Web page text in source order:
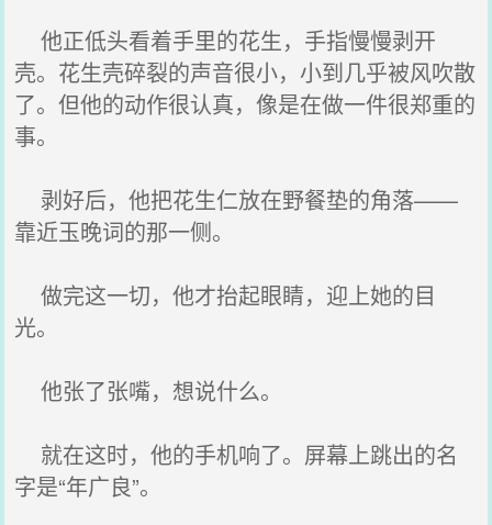
他正低头看着手里的花生，手指慢慢剥开
壳。花生壳碎裂的声音很小，小到几乎被风吹散
了。但他的动作很认真，像是在做一件很郑重的
事。
剥好后，他把花生仁放在野餐垫的角落——
靠近玉晚词的那一侧。
做完这一切，他才抬起眼睛，迎上她的目
光。
他张了张嘴，想说什么。
就在这时，他的手机响了。屏幕上跳出的名
字是“年广良”。